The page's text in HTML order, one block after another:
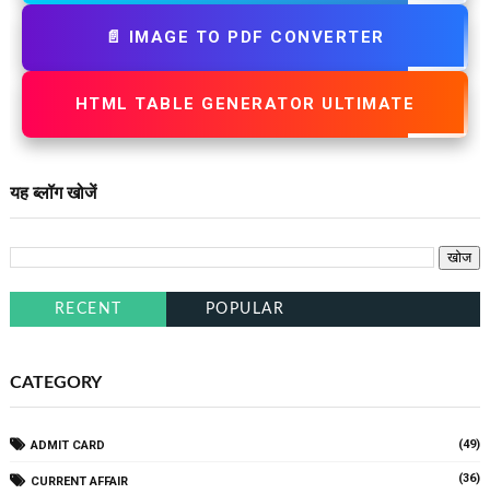
📄 IMAGE TO PDF CONVERTER
HTML TABLE GENERATOR ULTIMATE
यह ब्लॉग खोजें
RECENT POPULAR
CATEGORY
ADMIT CARD (49)
CURRENT AFFAIR (36)